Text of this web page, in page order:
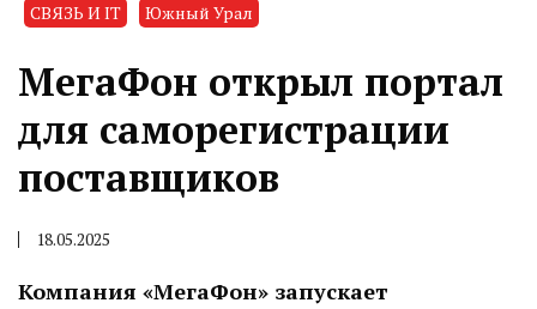
СВЯЗЬ И IT Южный Урал
МегаФон открыл портал
для саморегистрации
поставщиков
18.05.2025
Компания «МегаФон» запускает